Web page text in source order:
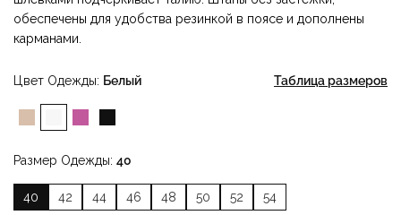
обеспечены для удобства резинкой в поясе и дополнены
карманами.
Цвет Одежды Белый
Размер Одежды 40
40 42 44 46 48 50 52 54
Таблица размеров